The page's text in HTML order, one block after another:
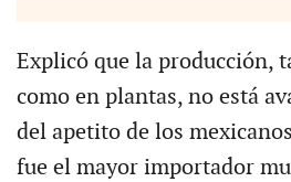
Explicó que la producción,
como en plantas, no está
del apetito de los
fue el mayor importador